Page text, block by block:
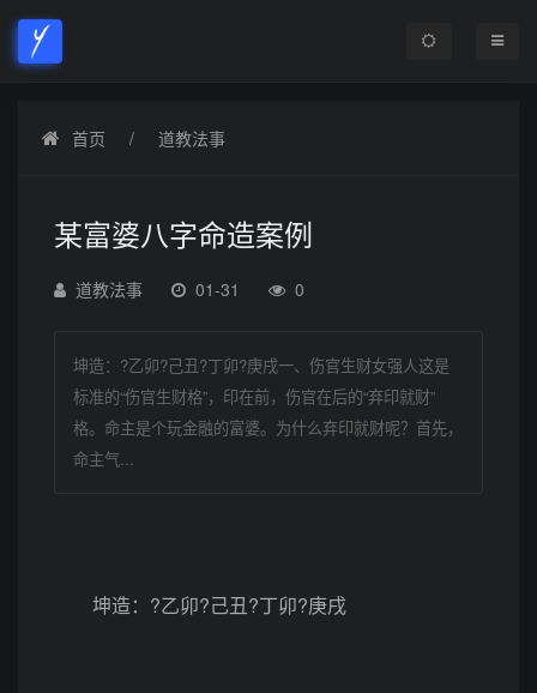
首页 道教法事
某富婆八字命造案例
道教法事 01-31 0
坤造：?乙卯?己丑?丁卯?庚戌一、伤官生财女强人这是
标准的“伤官生财格”，印在前，伤官在后的“弃印就财”
格。命主是个玩金融的富婆。为什么弃印就财呢？首先，
命主气...
坤造：?乙卯?己丑?丁卯?庚戌